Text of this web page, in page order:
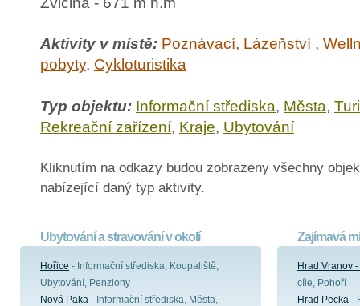
Aktivity v místě: Poznávací, Lázeňství ,
pobyty, Cykloturistika
Typ objektu: Informační střediska, Města,
Rekreační zařízení, Kraje, Ubytování
Kliknutím na odkazy budou zobrazeny všechny
nabízející daný typ aktivity.
Ubytování a stravování v okolí
Hořice - Informační střediska, Koupaliště,
Ubytování, Penziony
Nová Paka - Informační střediska, Města,
Zajímavá
Hrad Vranov
cíle, Pohoří
Hrad Pecka -